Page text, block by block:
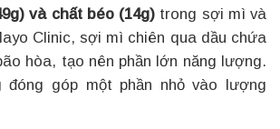
và chất béo (14g) trong sợi mì và
Clinic, sợi mì chiên qua dầu chứa
hòa, tạo nên phần lớn năng lượng.
đóng góp một phần nhỏ vào lượng